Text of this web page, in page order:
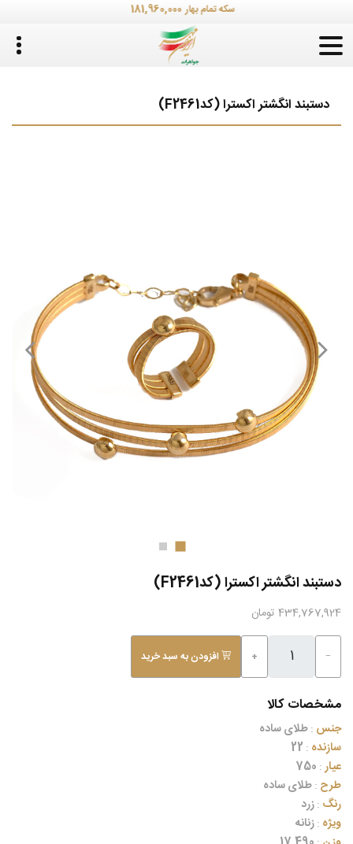
سکه تمام بهار 181,960,000
دستبند انگشتر اکسترا (کدF2461)
دستبند انگشتر اکسترا (کدF2461)
434,767,924 تومان
−
+ افزودن به سبد خرید
مشخصات کالا
جنس :طلای ساده
سازنده :
عیار:
طرح :طلای ساده
رنگ :زرد
ویژه :زنانه